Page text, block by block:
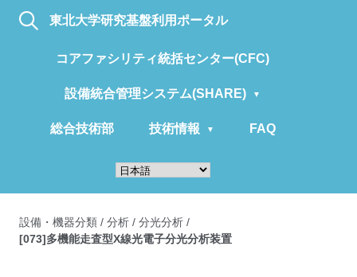
東北大学研究基盤利用ポータル
コアファシリティ統括センター(CFC)
設備統合管理システム(SHARE)
総合技術部 技術情報 FAQ
設備・機器分類 / 分析 / 分光分析 /
[073]多機能走査型X線光電子分光分析装置